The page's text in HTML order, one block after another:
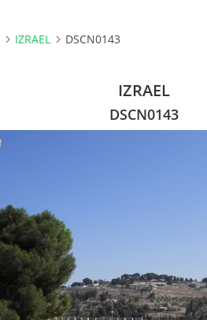
IZRAEL DSCN0143
IZRAEL
DSCN0143